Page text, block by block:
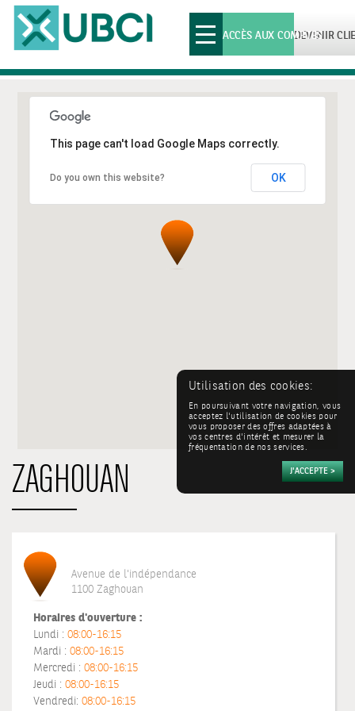
Toggle
navigationDEVENIR
ACCÈS AUX COMPTES
This page can't load Google Maps correctly.
Do you own this website? OK
ZAGHOUAN
Avenue de l'indépendance
1100 Zaghouan
Horaires d'ouverture :
Lundi : 08:00-16:15
Mardi : 08:00-16:15
Mercredi : 08:00-16:15
Jeudi : 08:00-16:15
Vendredi: 08:00-16:15
Utilisation des cookies:
En poursuivant votre navigation, vous
acceptez l'utilisation de cookies pour
vous proposer des offres adaptées à
vos centres d'intérêt et mesurer la
fréquentation de nos services.